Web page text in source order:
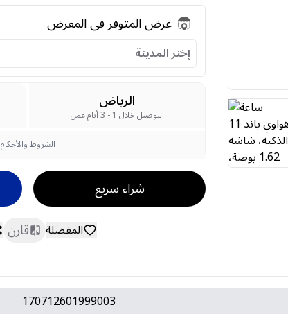
عرض المتوفر فى المعرض
إختر المدينة
الرياض
التوصيل خلال 1 - 3 أيام عمل
الشروط والأحكام
شراء سريع
المفضلة قارن
170712601999003